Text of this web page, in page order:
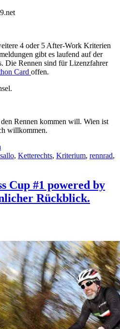
4 oder 5 After-Work Kriterien
gibt es laufend auf der
Die Rennen sind für Lizenzfahrer
Card offen.
Rennen kommen will. Wien ist
willkommen.
, Ketterechts, Kriterium, rennrad,
Cup #1 powered by
Rückblick.